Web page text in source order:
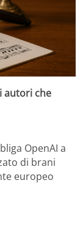
autori che
OpenAI a
di brani
europeo